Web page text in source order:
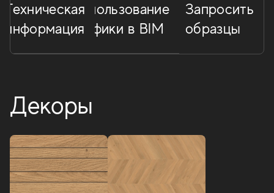
Техническая
информация
Использование
графики в BIM
Запросить
образцы
Декоры